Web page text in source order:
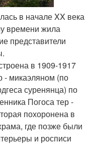
в начале XX века
времени жила
представители
в 1909-1917
- микаэляном (по
суренянца) по
Погоса тер -
похоронена в
где позже были
и росписи